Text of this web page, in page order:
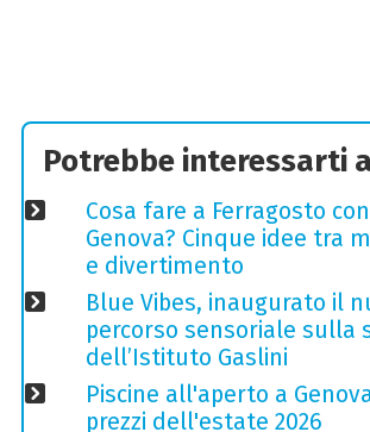
Potrebbe interessarti
Cosa fare a Ferragosto
Genova? Cinque idee tra
e divertimento
Blue Vibes, inaugurato il
percorso sensoriale sulla
dell’Istituto Gaslini
Piscine all'aperto a
prezzi dell'estate 2026